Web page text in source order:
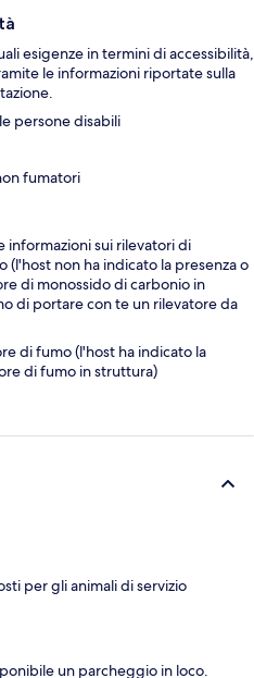
esigenze in termini di accessibilità,
le informazioni riportate sulla
persone disabili
fumatori
informazioni sui rilevatori di
(l'host non ha indicato la presenza o
di monossido di carbonio in
di portare con te un rilevatore da
di fumo (l'host ha indicato la
di fumo in struttura)
per gli animali di servizio
un parcheggio in loco.